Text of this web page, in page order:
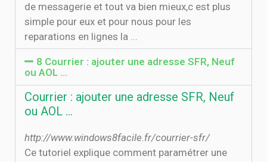
de messagerie et tout va bien mieux,c est plus
simple pour eux et pour nous pour les
reparations en lignes la ...
8 Courrier : ajouter une adresse SFR, Neuf
ou AOL ...
Courrier : ajouter une adresse SFR, Neuf
ou AOL ...
http://www.windows8facile.fr/courrier-sfr/
Ce tutoriel explique comment paramétrer une